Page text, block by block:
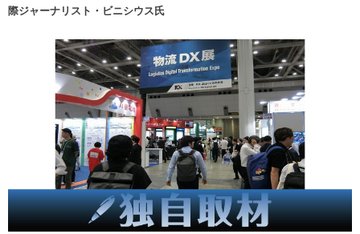
際ジャーナリスト・ビニシウス氏